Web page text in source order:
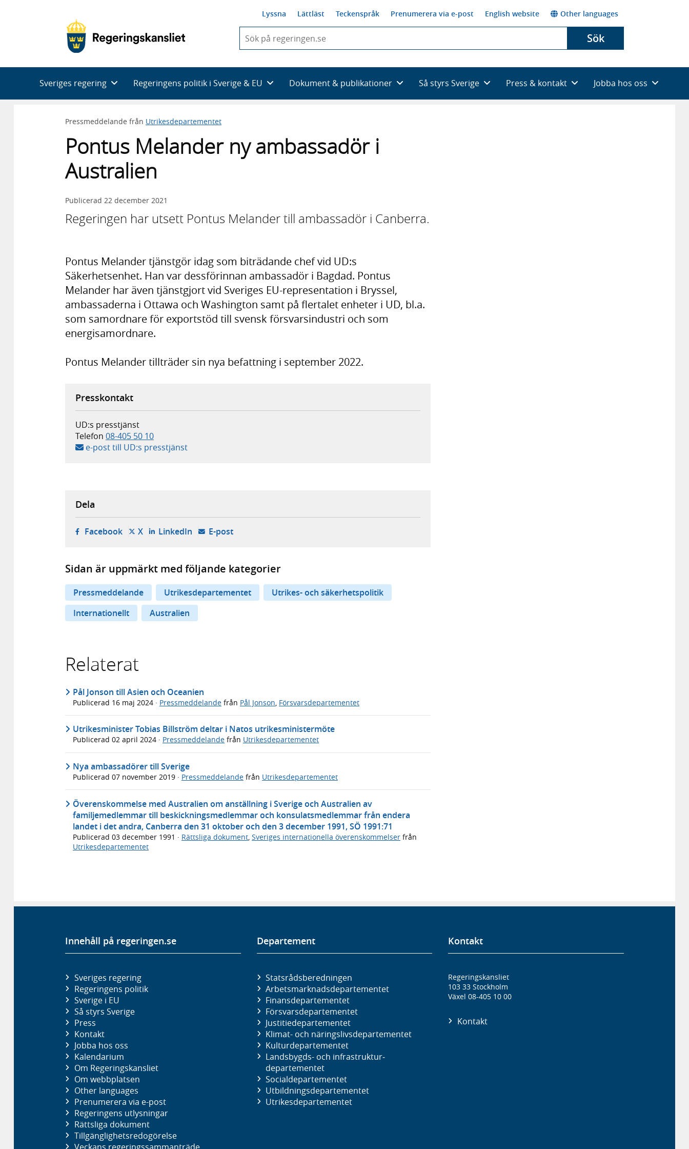
Lyssna Lättläst Teckenspråk Prenumerera via e-post English website Other languages
du
skriva
framträder
en
Sök
Sveriges regering Regeringens politik i Sverige & EU Dokument & publikationer Så styrs Sverige Press & kontakt Jobba hos oss
Pressmeddelande från Utrikesdepartementet
Pontus Melander ny ambassadör i
Australien
Publicerad 22 december 2021
Regeringen har utsett Pontus Melander till ambassadör i Canberra.
Pontus Melander tjänstgör idag som biträdande chef vid UD:s
Säkerhetsenhet. Han var dessförinnan ambassadör i Bagdad. Pontus
Melander har även tjänstgjort vid Sveriges EU-representation i Bryssel,
ambassaderna i Ottawa och Washington samt på flertalet enheter i UD, bl.a.
som samordnare för exportstöd till svensk försvarsindustri och som
energisamordnare.
Pontus Melander tillträder sin nya befattning i september 2022.
Presskontakt
UD:s presstjänst
Telefon 08-405 50 10
e-post till UD:s presstjänst
Dela
Facebook- öppnas i ny flik, extern webbplats,
X- öppnas i ny flik, extern webbplats,
LinkedIn- öppnas i ny flik, extern webbplats,
E-post- öppnar din e-postklient,
Sidan är uppmärkt med följande kategorier
Pressmeddelande Utrikesdepartementet
Utrikes- och säkerhetspolitik
Internationellt
Australien
Relaterat
Pål Jonson till Asien och Oceanien
Publicerad 16 maj 2024 · Pressmeddelande från Pål Jonson Försvarsdepartementet
Utrikesminister Tobias Billström deltar i Natos utrikesministermöte
Publicerad 02 april 2024 · Pressmeddelande från Utrikesdepartementet
Nya ambassadörer till Sverige
Publicerad 07 november 2019 · Pressmeddelande från Utrikesdepartementet
Överenskommelse med Australien om anställning i Sverige och Australien av
familjemedlemmar till beskickningsmedlemmar och konsulatsmedlemmar från endera
landet i det andra, Canberra den 31 oktober och den 3 december 1991, SÖ 1991:71
Publicerad 03 december 1991 · Rättsliga dokument Sveriges internationella överenskommelser från
Utrikesdepartementet
Innehåll på regeringen.se
Sveriges regering
Regeringens politik
Sverige i EU
Så styrs Sverige
Press
Kontakt
Jobba hos oss
Kalendarium
Om Regeringskansliet
Om webbplatsen
Other languages
Prenumerera via e-post
Regeringens utlysningar
Rättsliga dokument
Tillgänglighetsredogörelse
Departement
Statsrådsberedningen
Arbetsmarknads­departementet
Finans­departementet
Försvars­departementet
Justitie­departementet
Klimat- och näringslivs­departementet
Kultur­departementet
Landsbygds- och infrastruktur­
departementet
Social­departementet
Utbildnings­departementet
Utrikes­departementet
Kontakt
Regeringskansliet
103 33 Stockholm
Växel 08-405 10 00
Kontakt